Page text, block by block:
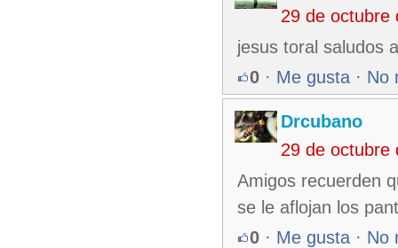
29 de octubre
jesus toral saludos
0 · Me gusta · No
Drcubano
29 de octubre
Amigos recuerden
se le aflojan los
0 · Me gusta · No